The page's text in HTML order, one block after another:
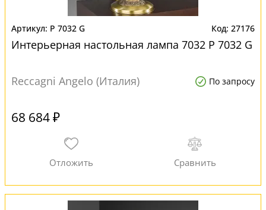
P 7032 G 27176
Интерьерная настольная лампа 7032 P 7032 G
Reccagni Angelo (Италия) По запросу
68 684 ₽